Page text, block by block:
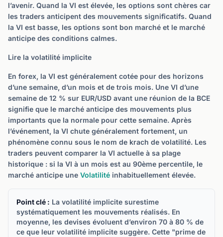
l’avenir. Quand la VI est élevée, les options sont chères car
les traders anticipent des mouvements significatifs. Quand
la VI est basse, les options sont bon marché et le marché
anticipe des conditions calmes.
Lire la volatilité implicite
En forex, la VI est généralement cotée pour des horizons
d’une semaine, d’un mois et de trois mois. Une VI d’une
semaine de 12 % sur EUR/USD avant une réunion de la BCE
signifie que le marché anticipe des mouvements plus
importants que la normale pour cette semaine. Après
l’événement, la VI chute généralement fortement, un
phénomène connu sous le nom de krach de volatilité. Les
traders peuvent comparer la VI actuelle à sa plage
historique : si la VI à un mois est au 90ème percentile, le
marché anticipe une Volatilité inhabituellement élevée.
Point clé : La volatilité implicite surestime
systématiquement les mouvements réalisés. En
moyenne, les devises évoluent d’environ 70 à 80 % de
ce que leur volatilité implicite suggère. Cette "prime de